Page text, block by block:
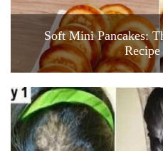
Soft Mini Pancakes: